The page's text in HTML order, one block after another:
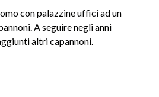
con palazzine uffici ad un
A seguire negli anni
altri capannoni.